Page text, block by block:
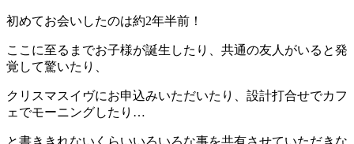
初めてお会いしたのは約2年半前！
ここに至るまでお子様が誕生したり、共通の友人がいると発
覚して驚いたり、
クリスマスイヴにお申込みいただいたり、設計打合せでカフ
ェでモーニングしたり…